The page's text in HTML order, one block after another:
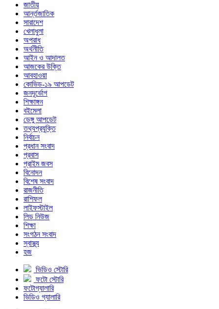
জাতীয়
আর্ন্তজাতিক
সারাদেশ
খেলাধুলা
অপরাধ
অর্থনীতি
আইন ও আদালত
আজকের উক্তি
আবহাওয়া
কোভিড-১৯ আপডেট
জনদূর্ভোগ
শিক্ষাঙ্গন
বইমেলা
ডেঙ্গু আপডেট
তথ্যপ্রযুক্তি
নির্বাচন
প্রধান সংবাদ
প্রবাস
প্রাইম জবস
বিনোদন
বিশেষ সংবাদ
রাজনীতি
রাশিফল
লাইফস্টাইল
লিড নিউজ
শিক্ষা
সংগঠন সংবাদ
স্বাস্থ্য
হজ
ভিডিও স্টোরি
ফটো স্টোরি
ফটোগ্যালারি
ভিডিও গ্যালারি